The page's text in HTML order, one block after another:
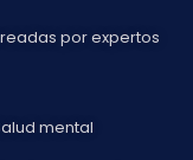
por expertos
mental